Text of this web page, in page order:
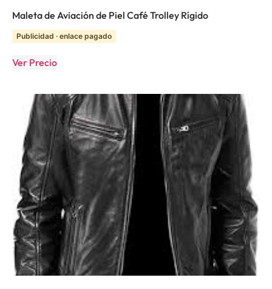
Maleta de Aviación de Piel Café Trolley Rígido
Publicidad · enlace pagado
Ver Precio